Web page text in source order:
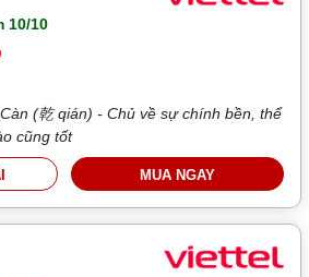
10/10
(乾 qián) - Chủ về sự chính bền, thể
cũng tốt
MUA NGAY